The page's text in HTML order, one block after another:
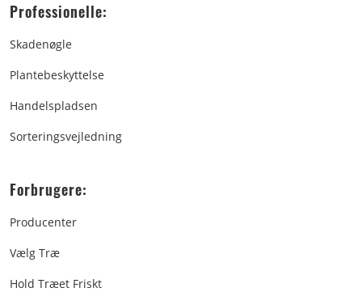
Professionelle:
Skadenøgle
Plantebeskyttelse
Handelspladsen
Sorteringsvejledning
Forbrugere:
Producenter
Vælg Træ
Hold Træet Friskt